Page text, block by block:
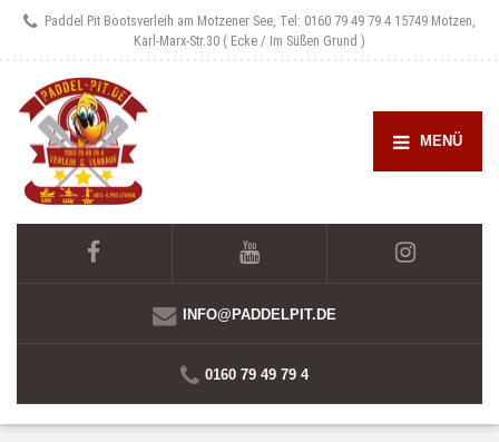
Paddel Pit Bootsverleih am Motzener See, Tel: 0160 79 49 79 4 15749 Motzen,
Karl-Marx-Str.30 ( Ecke / Im Süßen Grund )
MENÜ
INFO@PADDELPIT.DE
0160 79 49 79 4